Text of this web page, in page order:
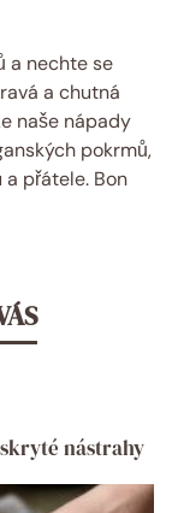
a nechte se
a chutná
naše nápady
pokrmů,
přátele. Bon
nástrahy